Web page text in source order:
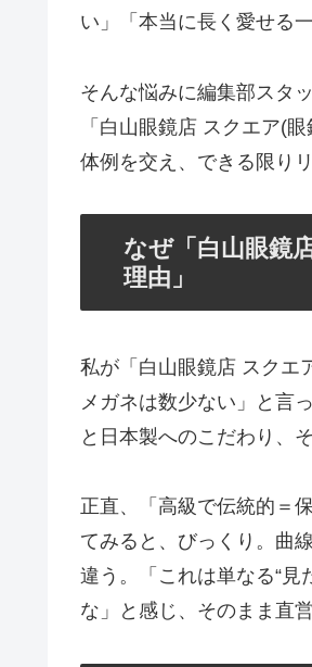
い」「本当に長く愛せる
そんな悩みに編集部スタ
「白山眼鏡店 スクエア(
体例を交え、できる限り
なぜ「白山眼鏡
理由」
私が「白山眼鏡店 スクエ
メガネは数少ない」と言
と日本製へのこだわり、
正直、「高級で伝統的＝
てみると、びっくり。曲
違う。「これは単なる“見
な」と感じ、そのまま直